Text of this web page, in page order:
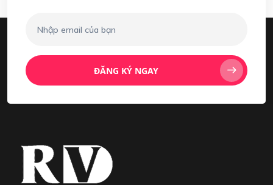
ĐĂNG KÝ NGAY